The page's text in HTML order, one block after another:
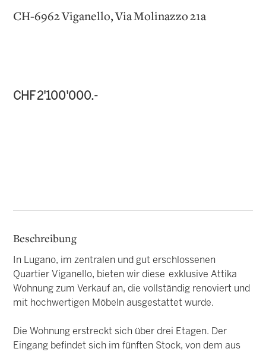
CH-6962 Viganello, Via Molinazzo 21a
CHF 2'100'000.-
Beschreibung
In Lugano, im zentralen und gut erschlossenen
Quartier Viganello, bieten wir diese exklusive Attika
Wohnung zum Verkauf an, die vollständig renoviert und
mit hochwertigen Möbeln ausgestattet wurde.
Die Wohnung erstreckt sich über drei Etagen. Der
Eingang befindet sich im fünften Stock, von dem aus